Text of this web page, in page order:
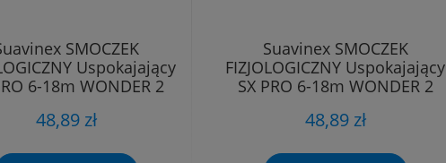
SMOCZEK
Uspokajający
6-18m WONDER 2
48,89 zł
Suavinex SMOCZEK
FIZJOLOGICZNY Uspokajający
SX PRO 6-18m WONDER 2
48,89 zł